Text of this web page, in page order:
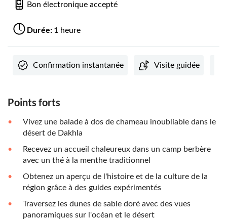
Bon électronique accepté
Durée: 1 heure
Confirmation instantanée Visite guidée
Points forts
Vivez une balade à dos de chameau inoubliable dans le
désert de Dakhla
Recevez un accueil chaleureux dans un camp berbère
avec un thé à la menthe traditionnel
Obtenez un aperçu de l'histoire et de la culture de la
région grâce à des guides expérimentés
Traversez les dunes de sable doré avec des vues
panoramiques sur l'océan et le désert